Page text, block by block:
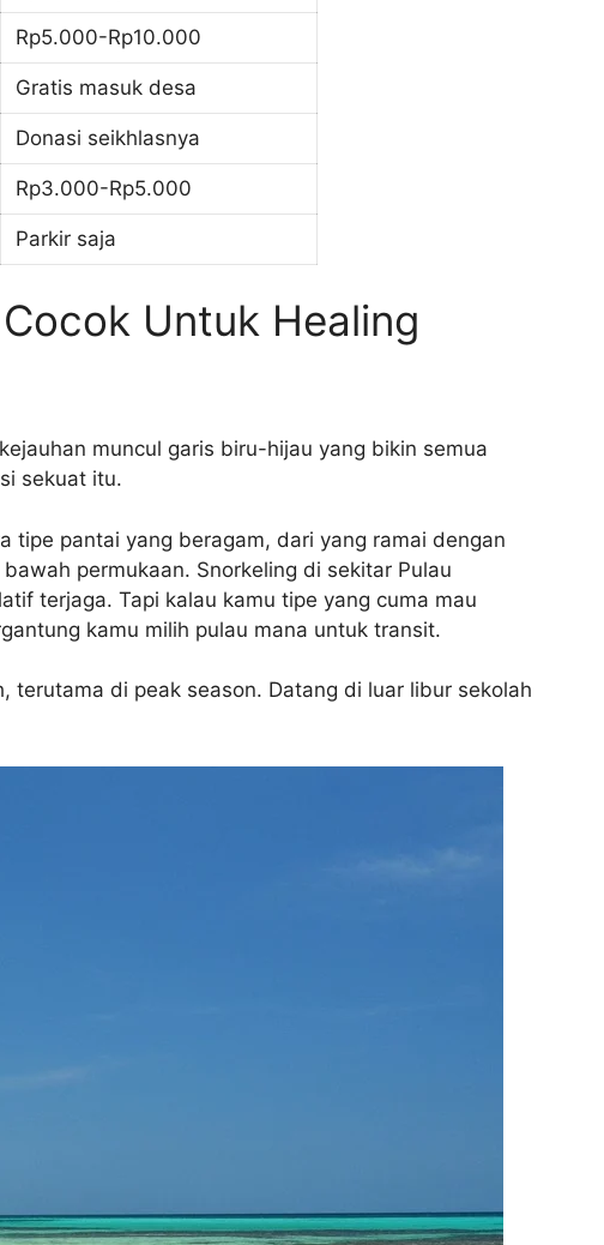
Rp5.000-Rp10.000
Gratis masuk desa
Donasi seikhlasnya
Rp3.000-Rp5.000
Parkir saja
Untuk Healing
muncul garis biru-hijau yang bikin semua
sekuat itu.
tipe pantai yang beragam, dari yang ramai dengan
permukaan. Snorkeling di sekitar Pulau
terjaga. Tapi kalau kamu tipe yang cuma mau
kamu milih pulau mana untuk transit.
terutama di peak season. Datang di luar libur sekolah